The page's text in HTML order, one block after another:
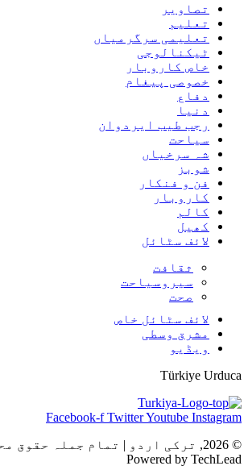
تصاویر
تعلیم
تعلیمی سرگرمیاں
ٹیکنالوجی
خاص کاروبار
خصوصی پیغام
دفاع
دنیا
رجب طیب ایردوان
سیاحت
شہ سرخیاں
شوبز
فن و فنکار
کاروبار
کالم
کھیل
لائف سٹائل
ثقافت
سیروسیاحت
صحت
لائف سٹائل خاص
مشرق وسطی
ویڈیو
Türkiye Urduca
Facebook-f TwitterYoutube Instagram
© 2026, ترکی اردو | تمام جملہ حقوق
Powered by TechLead